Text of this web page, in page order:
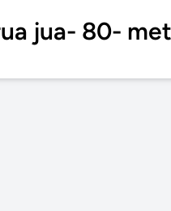
jua- 80-